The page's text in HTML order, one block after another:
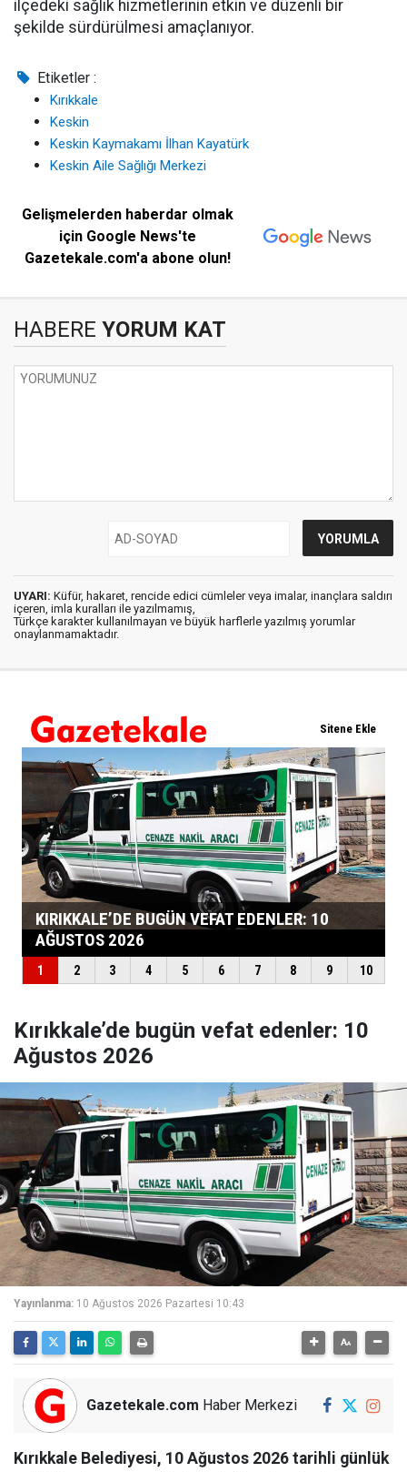
ilçedeki sağlık hizmetlerinin etkin ve düzenli bir
şekilde sürdürülmesi amaçlanıyor.
Etiketler :
Kırıkkale
Keskin
Keskin Kaymakamı İlhan Kayatürk
Keskin Aile Sağlığı Merkezi
Gelişmelerden haberdar olmak
için Google News'te
Gazetekale.com'a abone olun!
HABERE YORUM KAT
UYARI: Küfür, hakaret, rencide edici cümleler veya imalar, inançlara saldırı
içeren, imla kuralları ile yazılmamış,
Türkçe karakter kullanılmayan ve büyük harflerle yazılmış yorumlar
onaylanmamaktadır.
Kırıkkale’de bugün vefat edenler: 10
Ağustos 2026
Yayınlanma: 10 Ağustos 2026 Pazartesi 10:43
Gazetekale.com Haber Merkezi
Kırıkkale Belediyesi, 10 Ağustos 2026 tarihli günlük